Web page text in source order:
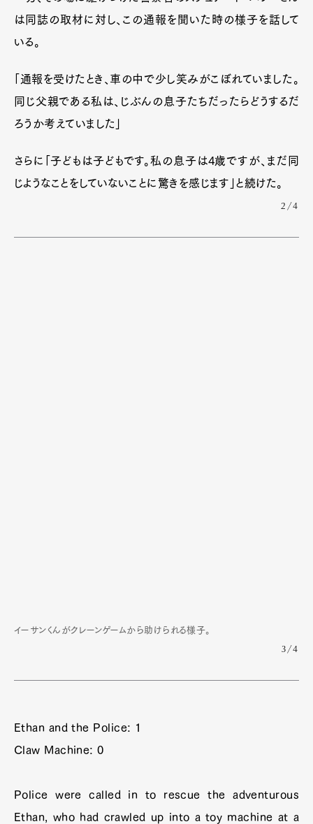
は同誌の取材に対し、この通報を聞いた時の様子を話して
いる。
「通報を受けたとき、車の中で少し笑みがこぼれていました。
同じ父親である私は、じぶんの息子たちだったらどうするだ
ろうか考えていました」
さらに「子どもは子どもです。私の息子は4歳ですが、まだ同
じようなことをしていないことに驚きを感じます」と続けた。
2/4
イーサンくんがクレーンゲームから助けられる様子。
3/4
Ethan and the Police: 1
Claw Machine: 0
Police were called in to rescue the adventurous
Ethan, who had crawled up into a toy machine at a